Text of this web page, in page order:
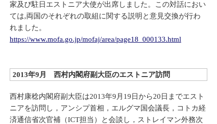
家及び駐日エストニア大使が出席しました。この対話におい
ては,両国のそれぞれの取組に関する説明と意見交換が行わ
れました。
https://www.mofa.go.jp/mofaj/area/page18_000133.html
2013年9月 西村内閣府副大臣のエストニア訪問
西村康稔内閣府副大臣は2013年9月19日から20日までエスト
ニアを訪問し，アンシプ首相，エルグマ国会議長，コトカ経
済通信省次官補（ICT担当）と会談し，ストレイマン外務次